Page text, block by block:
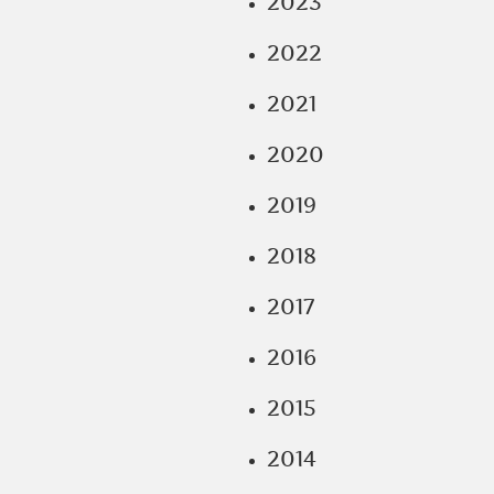
2022
2021
2020
2019
2018
2017
2016
2015
2014